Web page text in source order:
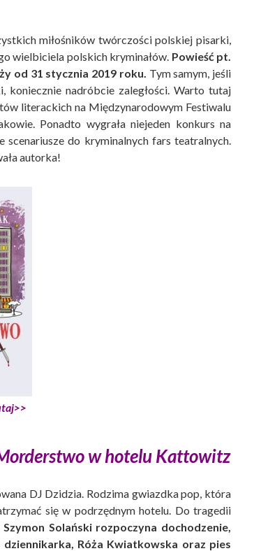
miłośników twórczości polskiej pisarki,
wielbiciela polskich kryminałów. Powieść pt.
od 31 stycznia 2019 roku. Tym samym, jeśli
nadróbcie zaległości. Warto tutaj
literackich na Międzynarodowym Festiwalu
Ponadto wygrała niejeden konkurs na
do kryminalnych fars teatralnych.
autorka!
w hotelu Kattowitz
DJ Dzidzia. Rodzima gwiazdka pop, która
się w podrzędnym hotelu. Do tragedii
Solański rozpoczyna dochodzenie,
Róża Kwiatkowska oraz pies